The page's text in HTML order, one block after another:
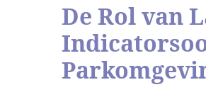
De Rol van